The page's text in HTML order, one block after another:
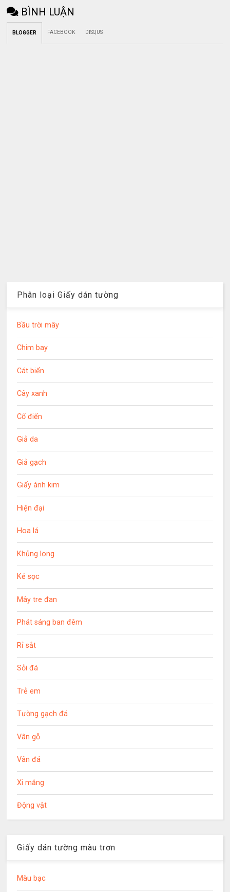
BÌNH LUẬN
BLOGGER FACEBOOK DISQUS
Phân loại Giấy dán tường
Bầu trời mây
Chim bay
Cát biển
Cây xanh
Cổ điển
Giả da
Giả gạch
Giấy ánh kim
Hiện đại
Hoa lá
Khủng long
Kẻ sọc
Mây tre đan
Phát sáng ban đêm
Rỉ sắt
Sỏi đá
Trẻ em
Tường gạch đá
Vân gỗ
Vân đá
Xi măng
Động vật
Giấy dán tường màu trơn
Màu bạc